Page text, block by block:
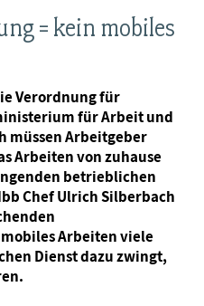
= kein mobiles
Verordnung für
für Arbeit und
müssen Arbeitgeber
Arbeiten von zuhause
betrieblichen
Chef Ulrich Silberbach
Arbeiten viele
Dienst dazu zwingt,